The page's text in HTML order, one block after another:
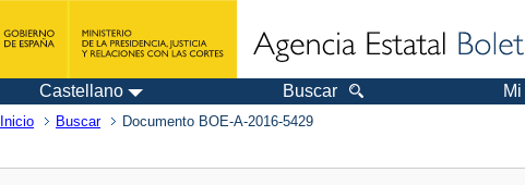
Castellano Buscar
Inicio Buscar Documento BOE-A-2016-5429